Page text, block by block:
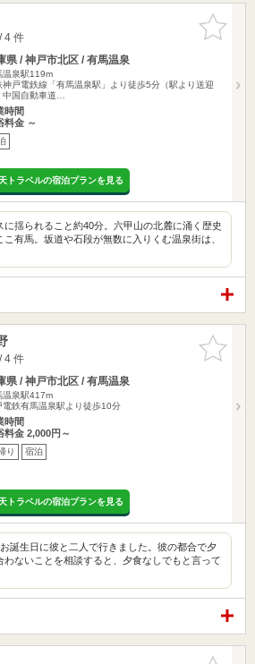
お気に入
りに追加
4 件
県 / 神戸市北区 / 有馬温泉
温泉駅119m
神戸電鉄線「有馬温泉駅」より徒歩5分（駅より送迎
中国自動車道…
時間
料金 ～
トラベルの宿泊プランを見る
に揺られること約40分。六甲山の北麓に涌く歴史
こ有馬。坂道や石段が無数に入りくむ温泉街は、
お気に入
りに追加
4 件
県 / 神戸市北区 / 有馬温泉
温泉駅417m
電鉄有馬温泉駅より徒歩10分
時間
料金 2,000円～
り 宿泊
トラベルの宿泊プランを見る
誕生日に彼と二人で行きました。彼の都合で夕
わないことを相談すると、夕食なしでもと言って